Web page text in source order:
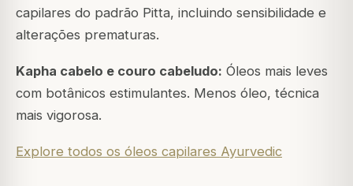
capilares do padrão Pitta, incluindo sensibilidade e
alterações prematuras.
Kapha cabelo e couro cabeludo: Óleos mais leves
com botânicos estimulantes. Menos óleo, técnica
mais vigorosa.
Explore todos os óleos capilares Ayurvedic